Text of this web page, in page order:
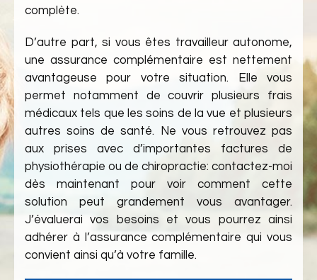
complète.
D’autre part, si vous êtes travailleur autonome,
une assurance complémentaire est nettement
avantageuse pour votre situation. Elle vous
permet notamment de couvrir plusieurs frais
médicaux tels que les soins de la vue et plusieurs
autres soins de santé. Ne vous retrouvez pas
aux prises avec d’importantes factures de
physiothérapie ou de chiropractie: contactez-moi
dès maintenant pour voir comment cette
solution peut grandement vous avantager.
J’évaluerai vos besoins et vous pourrez ainsi
adhérer à l’assurance complémentaire qui vous
convient ainsi qu’à votre famille.